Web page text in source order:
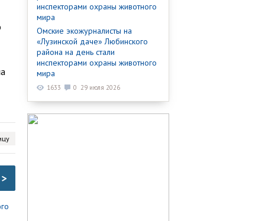
>
Омские экожурналисты на
«Лузинской даче» Любинского
района на день стали
инспекторами охраны животного
мира
1633 0 29 июля 2026